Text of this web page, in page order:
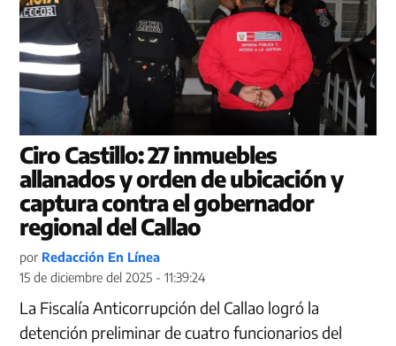
Ciro Castillo: 27 inmuebles
allanados y orden de ubicación y
captura contra el gobernador
regional del Callao
por Redacción En Línea
15 de diciembre del 2025 - 11:39:24
La Fiscalía Anticorrupción del Callao logró la
detención preliminar de cuatro funcionarios del